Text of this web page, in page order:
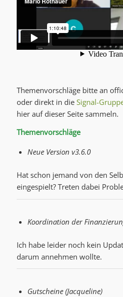
Themenvorschläge bitte an
oder direkt in die Signal-
hier auf dieser Seite sammeln.
Themenvorschläge
Neue Version v3.6.0
Hat schon jemand von den
eingespielt? Treten dabei
Koordination der
Ich habe leider noch kein
darum annehmen wollte.
Gutscheine (Jacqueline)